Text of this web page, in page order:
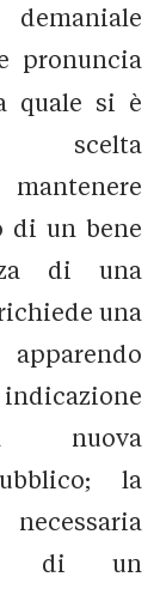
pronuncia
quale si è
scelta
di un bene
di una
una
nuova
la
di un